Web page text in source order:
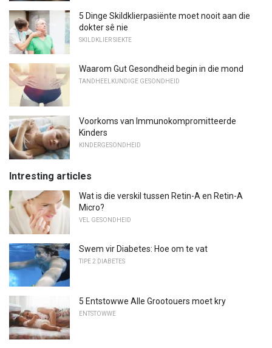
5 Dinge Skildklierpasiënte moet nooit aan die
dokter sê nie
SKILDKLIER SIEKTE
Waarom Gut Gesondheid begin in die mond
TANDHEELKUNDIGE GESONDHEID
Voorkoms van Immunokompromitteerde
Kinders
KINDERGESONDHEID
Intresting articles
Wat is die verskil tussen Retin-A en Retin-A
Micro?
VEL GESONDHEID
Swem vir Diabetes: Hoe om te vat
TIPE 2 DIABETES
5 Entstowwe Alle Grootouers moet kry
ENTSTOWWE